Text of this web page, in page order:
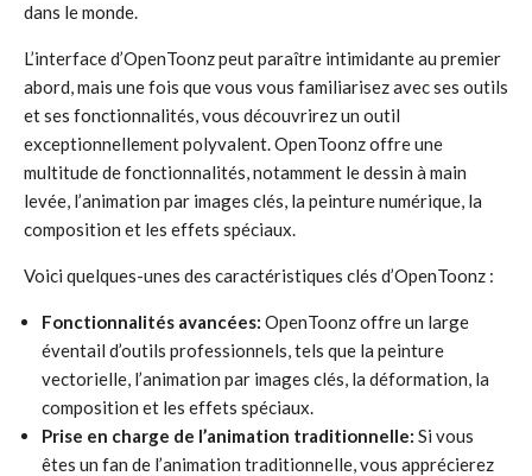
dans le monde.
L’interface d’OpenToonz peut paraître intimidante au premier
abord, mais une fois que vous vous familiarisez avec ses outils
et ses fonctionnalités, vous découvrirez un outil
exceptionnellement polyvalent. OpenToonz offre une
multitude de fonctionnalités, notamment le dessin à main
levée, l’animation par images clés, la peinture numérique, la
composition et les effets spéciaux.
Voici quelques-unes des caractéristiques clés d’OpenToonz :
Fonctionnalités avancées: OpenToonz offre un large
éventail d’outils professionnels, tels que la peinture
vectorielle, l’animation par images clés, la déformation, la
composition et les effets spéciaux.
Prise en charge de l’animation traditionnelle: Si vous
êtes un fan de l’animation traditionnelle, vous apprécierez